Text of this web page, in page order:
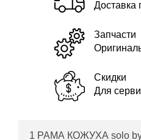
Доставка
Запчасти
Скидки
Для